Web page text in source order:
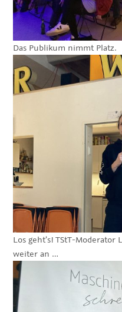
Das Publikum nimmt Platz.
Los geht’s! TStT-
weiter an …